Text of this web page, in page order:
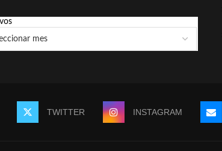
TWITTER INSTAGRAM